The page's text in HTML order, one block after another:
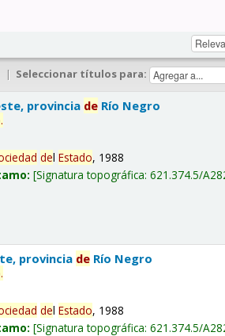
| Seleccionar títulos para:
provincia de Río Negro
.
delEstado, 1988
Signatura topográfica:621.374.5/
provincia de Río Negro
.
delEstado, 1988
Signatura topográfica:621.374.5/